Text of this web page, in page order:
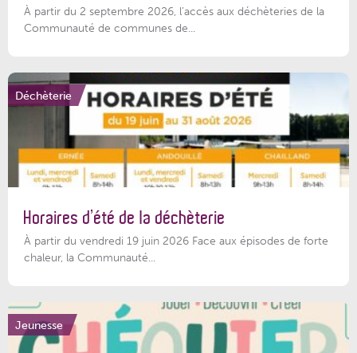
À partir du 2 septembre 2026, l’accès aux déchèteries de la
Communauté de communes de...
Déchèterie
Horaires d’été de la déchèterie
À partir du vendredi 19 juin 2026 Face aux épisodes de forte
chaleur, la Communauté...
Jeunesse